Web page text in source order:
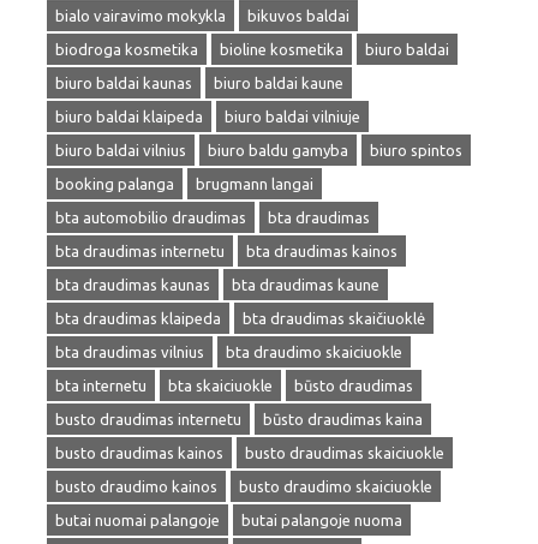
bialo vairavimo mokykla
bikuvos baldai
biodroga kosmetika
bioline kosmetika
biuro baldai
biuro baldai kaunas
biuro baldai kaune
biuro baldai klaipeda
biuro baldai vilniuje
biuro baldai vilnius
biuro baldu gamyba
biuro spintos
booking palanga
brugmann langai
bta automobilio draudimas
bta draudimas
bta draudimas internetu
bta draudimas kainos
bta draudimas kaunas
bta draudimas kaune
bta draudimas klaipeda
bta draudimas skaičiuoklė
bta draudimas vilnius
bta draudimo skaiciuokle
bta internetu
bta skaiciuokle
būsto draudimas
busto draudimas internetu
būsto draudimas kaina
busto draudimas kainos
busto draudimas skaiciuokle
busto draudimo kainos
busto draudimo skaiciuokle
butai nuomai palangoje
butai palangoje nuoma